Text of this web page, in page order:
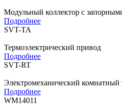
Модульный коллектор с
Подробнее
SVT-TA
Термоэлектрический привод
Подробнее
SVT-RT
Электромеханический комнатный
Подробнее
WM14011